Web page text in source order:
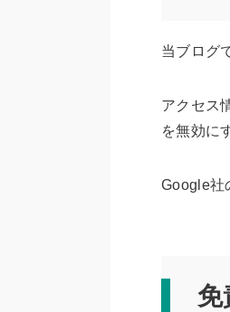
当ブログ
アクセス
を無効に
Google社
免